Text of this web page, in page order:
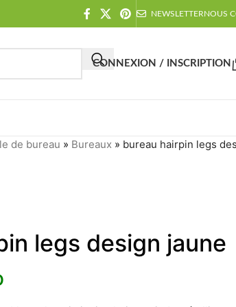
NEWSLETTERNOUS
CONNEXION / INSCRIPTION
de bureau » Bureaux » bureau hairpin legs
legs design jaune